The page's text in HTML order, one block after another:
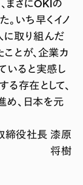
まさにOKIの
。いち早くイノ
に取り組んだ
とが、企業カ
いると実感し
る存在として、
め、日本を元
締役社長 漆原
将樹